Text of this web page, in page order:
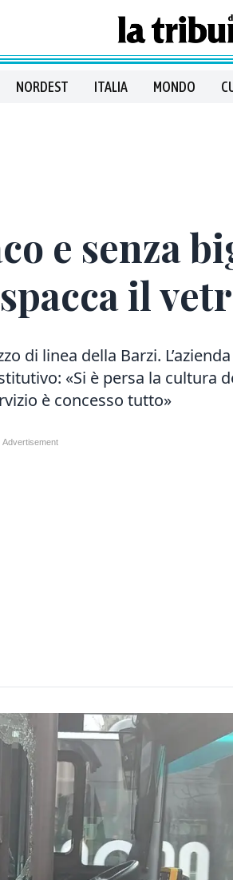
NORDEST ITALIA MONDO
e senza
il
di linea della Barzi.
«Si è persa la cultura
è concesso tutto»